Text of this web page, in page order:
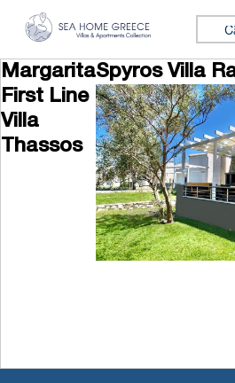
Skip to content
Margarita
First Line
Villa
Thassos
Spyros Villa